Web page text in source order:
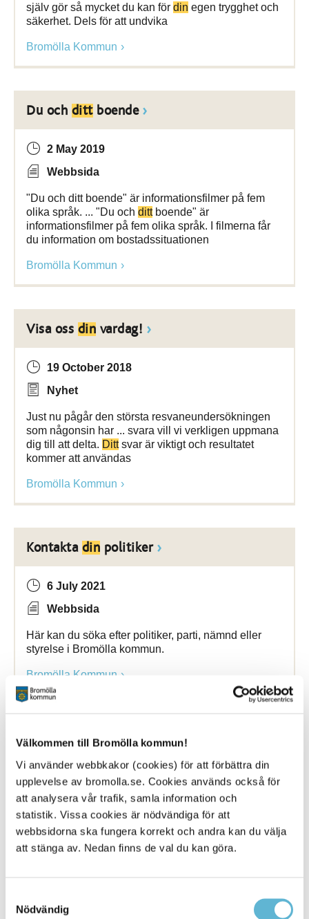
Välkommen till Bromölla kommun!
Vi använder webbkakor (cookies) för att förbättra din
upplevelse av bromolla.se. Cookies används också för
att analysera vår trafik, samla information och
statistik. Vissa cookies är nödvändiga för att
webbsidorna ska fungera korrekt och andra kan du välja
att stänga av. Nedan finns de val du kan göra.
Nödvändig
själv gör så mycket du kan för din egen trygghet och
säkerhet. Dels för att undvika
Bromölla Kommun
Du och dittboende
2 May 2019
Webbsida
"Du och ditt boende" är informationsfilmer på fem
olika språk. ... "Du och dittboende" är
informationsfilmer på fem olika språk. I filmerna får
du information om bostadssituationen
Bromölla Kommun
Visa oss din vardag!
19 October 2018
Nyhet
Just nu pågår den största resvaneundersökningen
som någonsin har ... svara vill vi verkligen uppmana
dig till att delta. Dittsvar är viktigt och resultatet
kommer att användas
Bromölla Kommun
Kontakta din politiker
6 July 2021
Webbsida
Här kan du söka efter politiker, parti, nämnd eller
styrelse i Bromölla kommun.
Bromölla Kommun
Kontaktadinpolitiker
6 March 2020
Nyhet
Nu presenteras våra politiker på ett nytt sätt via
Bromölla kommuns ... kontaktuppgifter samt se vilka
uppdrag de har. Kontaktadinpolitiker Bild på ung